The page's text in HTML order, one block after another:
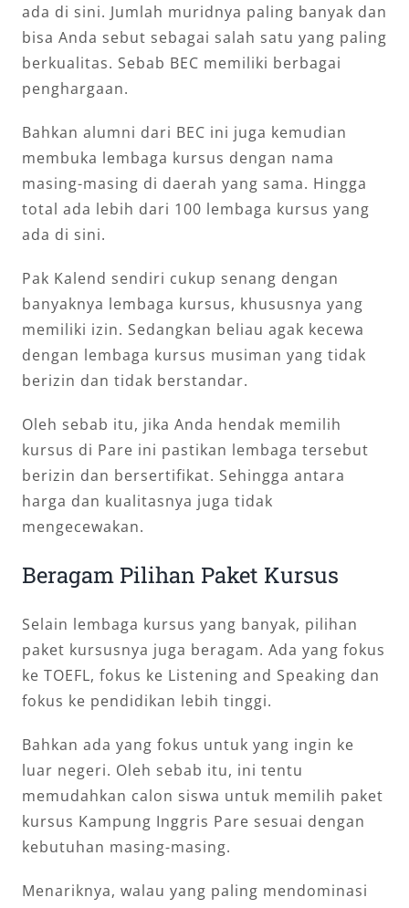
ada di sini. Jumlah muridnya paling banyak dan
bisa Anda sebut sebagai salah satu yang paling
berkualitas. Sebab BEC memiliki berbagai
penghargaan.
Bahkan alumni dari BEC ini juga kemudian
membuka lembaga kursus dengan nama
masing-masing di daerah yang sama. Hingga
total ada lebih dari 100 lembaga kursus yang
ada di sini.
Pak Kalend sendiri cukup senang dengan
banyaknya lembaga kursus, khususnya yang
memiliki izin. Sedangkan beliau agak kecewa
dengan lembaga kursus musiman yang tidak
berizin dan tidak berstandar.
Oleh sebab itu, jika Anda hendak memilih
kursus di Pare ini pastikan lembaga tersebut
berizin dan bersertifikat. Sehingga antara
harga dan kualitasnya juga tidak
mengecewakan.
Beragam Pilihan Paket Kursus
Selain lembaga kursus yang banyak, pilihan
paket kursusnya juga beragam. Ada yang fokus
ke TOEFL, fokus ke Listening and Speaking dan
fokus ke pendidikan lebih tinggi.
Bahkan ada yang fokus untuk yang ingin ke
luar negeri. Oleh sebab itu, ini tentu
memudahkan calon siswa untuk memilih paket
kursus Kampung Inggris Pare sesuai dengan
kebutuhan masing-masing.
Menariknya, walau yang paling mendominasi